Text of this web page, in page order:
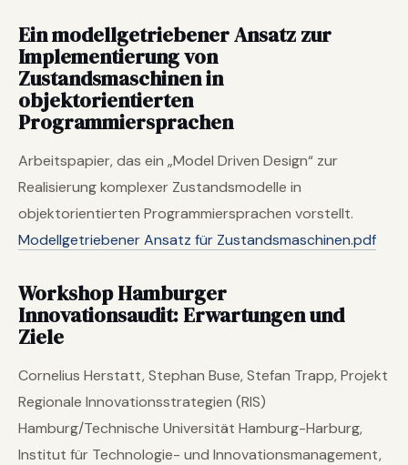
Ein modellgetriebener Ansatz zur
Implementierung von
Zustandsmaschinen in
objektorientierten
Programmiersprachen
Arbeitspapier, das ein „Model Driven Design“ zur
Realisierung komplexer Zustandsmodelle in
objektorientierten Programmiersprachen vorstellt.
Modellgetriebener Ansatz für Zustandsmaschinen.pdf
Workshop Hamburger
Innovationsaudit: Erwartungen und
Ziele
Cornelius Herstatt, Stephan Buse, Stefan Trapp, Projekt
Regionale Innovationsstrategien (RIS)
Hamburg/Technische Universität Hamburg-Harburg,
Institut für Technologie- und Innovationsmanagement,